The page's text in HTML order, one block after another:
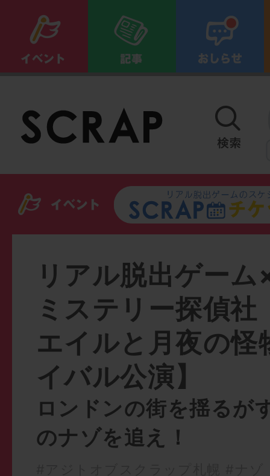
リアル脱出ゲー
ミステリー探偵社
エイルと月夜の怪
イバル公演】
ロンドンの街を揺るが
のナゾを追え！